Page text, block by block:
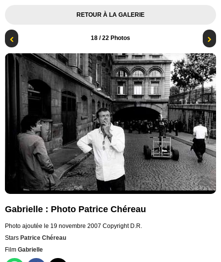
RETOUR À LA GALERIE
18 / 22 Photos
Gabrielle : Photo Patrice Chéreau
Photo ajoutée le 19 novembre 2007 Copyright D.R.
Stars Patrice Chéreau
Film Gabrielle